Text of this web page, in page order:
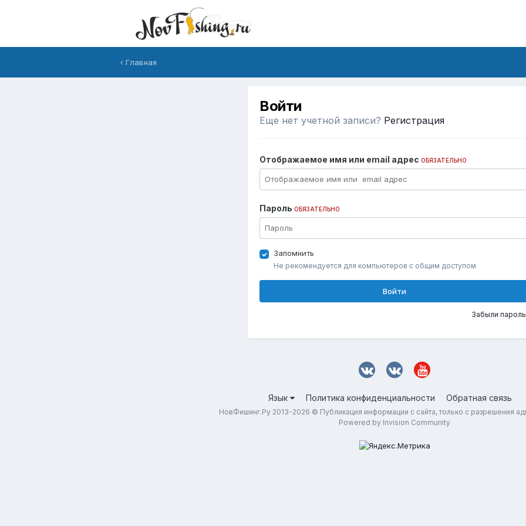
Главная
Войти
Еще нет учетной записи? Регистрация
Отображаемое имя или email адрес ОБЯЗАТЕЛЬНО
Пароль ОБЯЗАТЕЛЬНО
Запомнить
Не рекомендуется для компьютеров с общим доступом
Войти
Забыли
Язык Политика конфиденциальности Обратная связь
НовФишинг.Ру 2013-2026 © Публикация информации с сайта, только с разрешения
Powered by Invision Community